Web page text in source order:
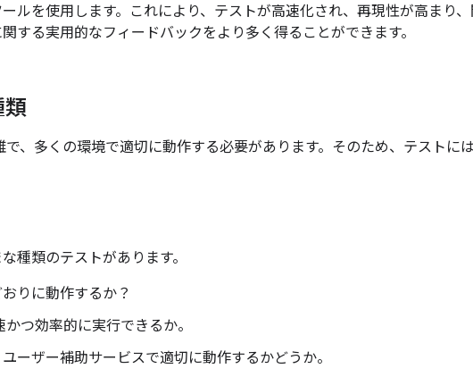
ルを使用します。これにより、テストが高速化され、再現性が高まり、
する実用的なフィードバックをより多く得ることができます。
、多くの環境で適切に動作する必要があります。そのため、テストに
種類のテストがあります。
りに動作するか？
かつ効率的に実行できるか。
ユーザー補助サービスで適切に動作するかどうか。